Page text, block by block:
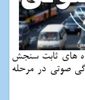
های ثابت سنجش
نقطه، آلودگی صوتی در مرحله